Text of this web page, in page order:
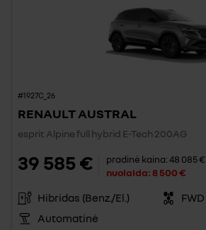
#1927C_26
RENAULT AUSTRAL
esprit Alpine full hybrid E-Tech 200AG
39 585 € pradinė kaina:48 085 €
nuolaida:8 500 €
Hibridas (Benz./El.)
FWD
Automatinė